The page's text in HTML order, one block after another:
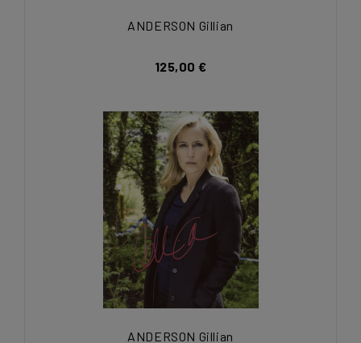
ANDERSON Gillian
125,00 €
ANDERSON Gillian